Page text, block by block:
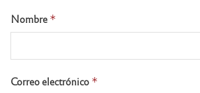
Nombre *
Correo electrónico *